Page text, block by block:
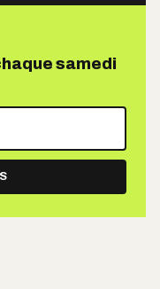
samedi